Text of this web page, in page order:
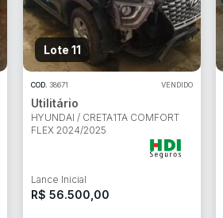
Lote 11
COD. 38671 VENDIDO
Utilitário
HYUNDAI / CRETA1TA COMFORT
FLEX 2024/2025
Lance Inicial
R$ 56.500,00